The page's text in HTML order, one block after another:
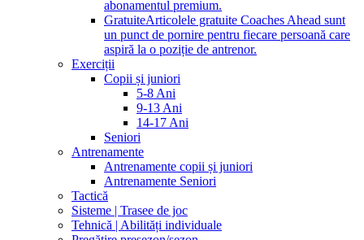
abonamentul premium.
GratuiteArticolele gratuite Coaches Ahead sunt
un punct de pornire pentru fiecare persoană care
aspiră la o poziție de antrenor.
Exerciții
Copii și juniori
5-8 Ani
9-13 Ani
14-17 Ani
Seniori
Antrenamente
Antrenamente copii și juniori
Antrenamente Seniori
Tactică
Sisteme | Trasee de joc
Tehnică | Abilități individuale